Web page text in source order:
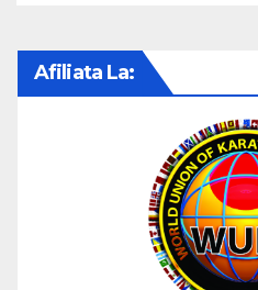
Afiliata La: